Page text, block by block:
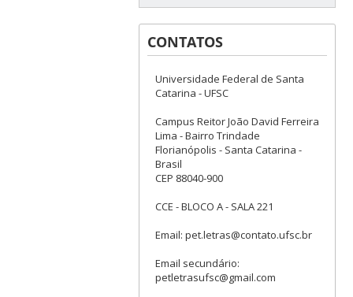
CONTATOS
Universidade Federal de Santa
Catarina - UFSC
Campus Reitor João David Ferreira
Lima - Bairro Trindade
Florianópolis - Santa Catarina -
Brasil
CEP 88040-900
CCE - BLOCO A - SALA 221
Email: pet.letras@contato.ufsc.br
Email secundário:
petletrasufsc@gmail.com